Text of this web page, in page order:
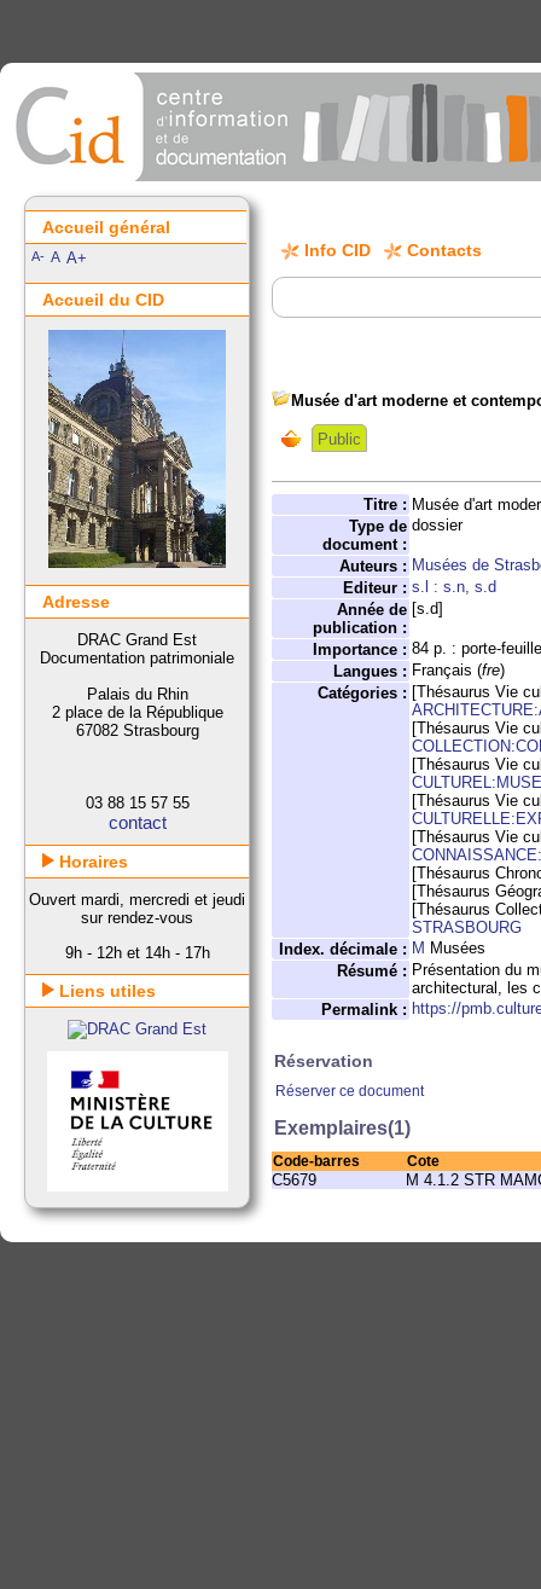
Info CID Contacts
Musée d'art moderne et
Public
Titre : Musée d'art
Type de
document :
dossier
Auteurs : Musées de
Editeur : s.l : s.n, s.d
Année de
publication :
[s.d]
Importance : 84 p. : porte-
Langues : Français (fre)
Catégories : [Thésaurus Vie
[Thésaurus Vie
[Thésaurus Vie
[Thésaurus Vie
[Thésaurus Vie
[Thésaurus
[Thésaurus
[Thésaurus
STRASBOURG
Index. décimale : M Musées
Résumé : Présentation du
architectural, les
Permalink : https://
Réservation
Réserver ce document
Exemplaires(1)
Code-barres Cote
C5679 M 4.1.2 STR
Accueil général
A- A A+
Accueil du CID
Adresse
DRAC Grand Est
Documentation patrimoniale
Palais du Rhin
2 place de la République
67082 Strasbourg
03 88 15 57 55
contact
Horaires
Ouvert mardi, mercredi et jeudi
sur rendez-vous
9h - 12h et 14h - 17h
Liens utiles